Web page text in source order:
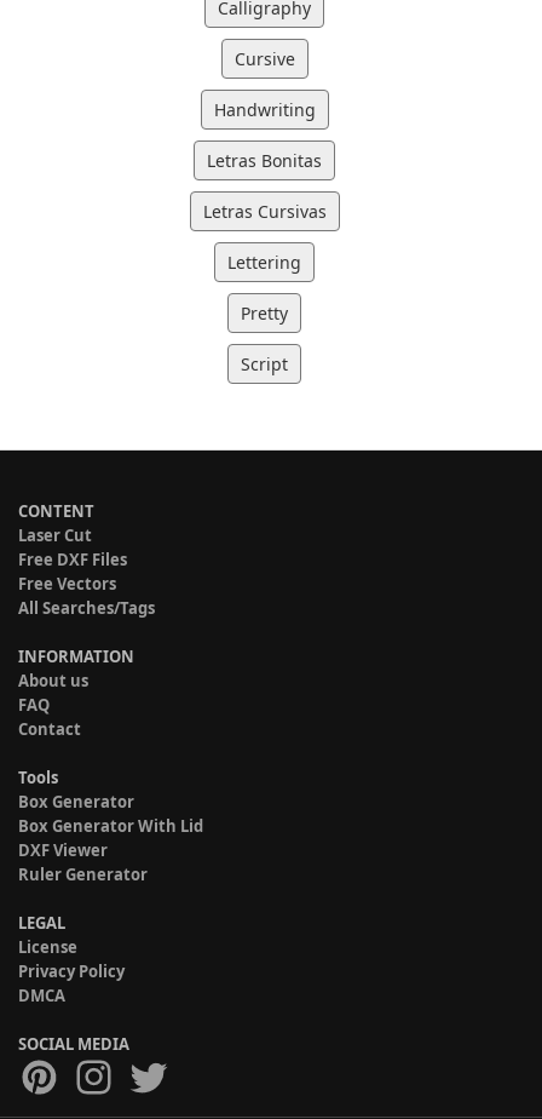
Calligraphy
Cursive
Handwriting
Letras Bonitas
Letras Cursivas
Lettering
Pretty
Script
CONTENT
Laser Cut
Free DXF Files
Free Vectors
All Searches/Tags
INFORMATION
About us
FAQ
Contact
Tools
Box Generator
Box Generator With Lid
DXF Viewer
Ruler Generator
LEGAL
License
Privacy Policy
DMCA
SOCIAL MEDIA